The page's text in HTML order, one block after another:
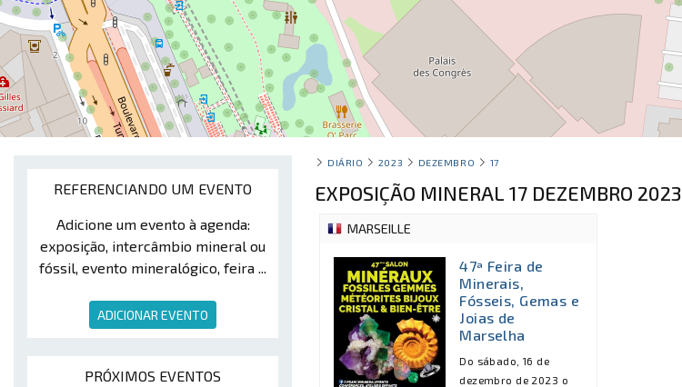
REFERENCIANDO UM EVENTO
Adicione um evento à agenda:
exposição, intercâmbio mineral ou
fóssil, evento mineralógico, feira ...
ADICIONAR EVENTO
PRÓXIMOS EVENTOS
DIÁRIO 2023 DEZEMBRO 17
EXPOSIÇÃO MINERAL 17 DEZEMBRO 2023
MARSEILLE
47ª Feira de
Minerais,
Fósseis, Gemas e
Joias de
Marselha
Do sábado, 16 de
dezembro de 2023 o